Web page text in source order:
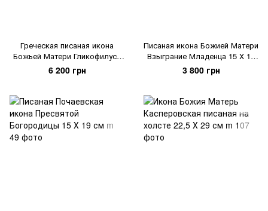
Греческая писаная икона
Божьей Матери Гликофилуса
22,5 Х 29 см
6 200 грн
Писаная икона Божией Матери
Взыграние Младенца 15 Х 19
см
3 800 грн